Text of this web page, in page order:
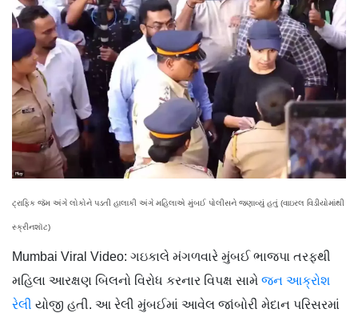
ટ્રાફિક જૅમ અંગે લોકોને પડતી હાલાકી અંગે મહિલાએ મુંબઈ પોલીસને જણાવ્યું હતું (વાઇરલ વિડીયોમાંથી
સ્ક્રીનશૉટ)
Mumbai Viral Video: ગઇકાલે મંગળવારે મુંબઈ ભાજપા તરફથી
મહિલા આરક્ષણ બિલનો વિરોધ કરનાર વિપક્ષ સામે જન આક્રોશ
રેલી યોજી હતી. આ રેલી મુંબઈમાં આવેલ જાંબોરી મેદાન પરિસરમાં